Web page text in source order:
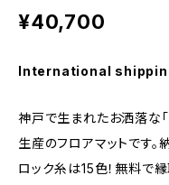
¥40,700
International
神戸で生まれたお洒落な
生産のフロアマットです。
ロック糸は15色！無料で